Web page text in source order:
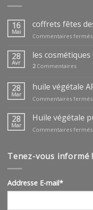
16
Mai
coffrets fêtes
Commentaires fermés
28
Avr
les cosmétiques
2Commentaires
28
Mar
huile végétale
Commentaires fermés
28
Mar
Huile végétale
Commentaires fermés
Tenez-vous informé !
Addresse E-mail*